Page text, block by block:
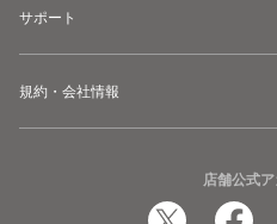
サポート
規約・会社情報
店舗公式